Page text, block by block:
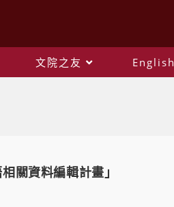
文院之友 English
關資料編輯計畫」